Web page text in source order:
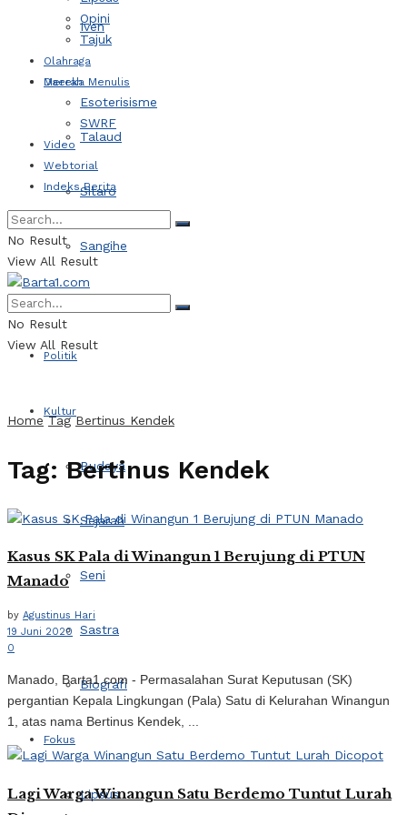
Iven
Daerah
Talaud
Sitaro
Sangihe
Politik
Kultur
Budaya
Sejarah
Seni
Sastra
Biografi
Fokus
Lipsus
Opini
Tajuk
Olahraga
Mereka Menulis
Esoterisisme
SWRF
Video
Webtorial
Indeks Berita
No Result
View All Result
No Result
View All Result
Home Tag Bertinus Kendek
Tag:Bertinus Kendek
Kasus SK Pala di Winangun 1 Berujung di PTUN
Manado
by Agustinus Hari
19 Juni 2020
0
Manado, Barta1.com - Permasalahan Surat Keputusan (SK)
pergantian Kepala Lingkungan (Pala) Satu di Kelurahan Winangun
1, atas nama Bertinus Kendek, ...
Lagi Warga Winangun Satu Berdemo Tuntut Lurah